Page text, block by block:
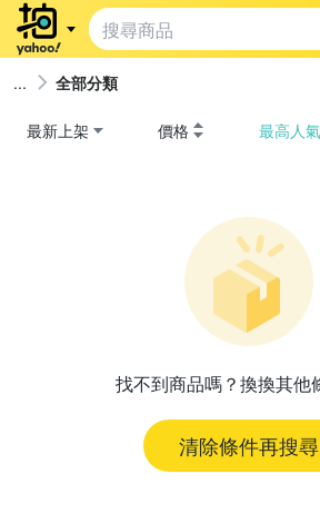
全部分類
最新上架 價格 最高人氣
找不到商品嗎？換換其他
清除條件再搜尋